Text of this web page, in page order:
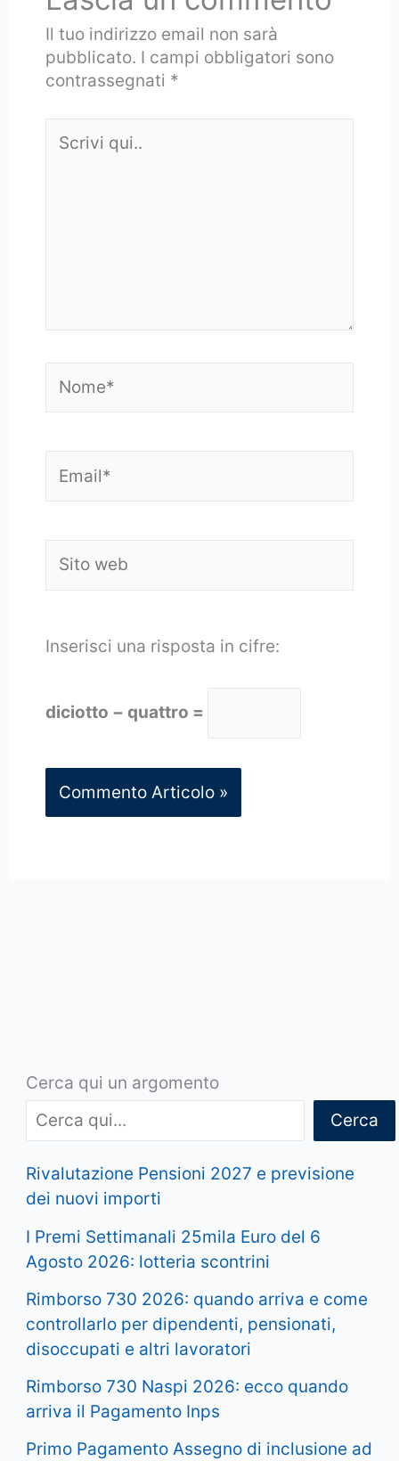
Il tuo indirizzo email non sarà
pubblicato. I campi obbligatori sono
contrassegnati *
qui..
web
Inserisci una risposta in cifre:
diciotto − quattro =
Cerca qui un argomento
Cerca
Rivalutazione Pensioni 2027 e previsione
dei nuovi importi
I Premi Settimanali 25mila Euro del 6
Agosto 2026: lotteria scontrini
Rimborso 730 2026: quando arriva e come
controllarlo per dipendenti, pensionati,
disoccupati e altri lavoratori
Rimborso 730 Naspi 2026: ecco quando
arriva il Pagamento Inps
Primo Pagamento Assegno di inclusione ad